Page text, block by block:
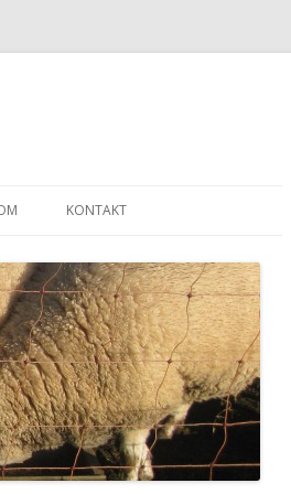
– ET SJAL
FRA
KONTAKT